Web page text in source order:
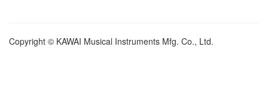
Copyright © KAWAI Musical Instruments Mfg. Co., Ltd.